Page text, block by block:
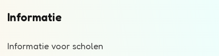
Informatie
Informatie voor scholen